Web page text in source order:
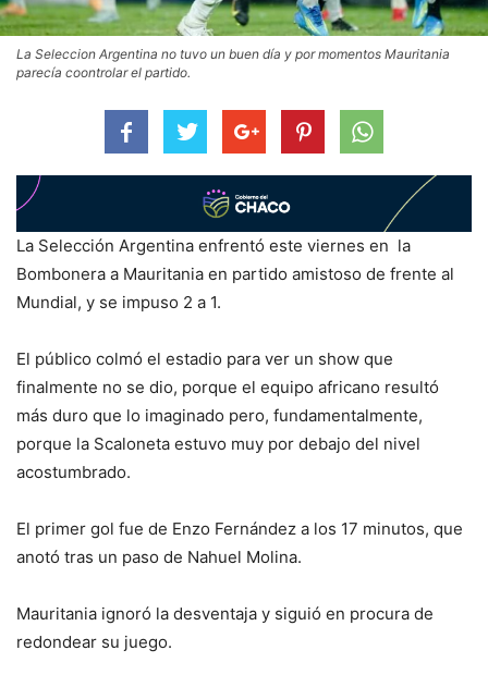
La Seleccion Argentina no tuvo un buen día y por momentos Mauritania
parecía coontrolar el partido.
La Selección Argentina enfrentó este viernes en la
Bombonera a Mauritania en partido amistoso de frente al
Mundial, y se impuso 2 a 1.
El público colmó el estadio para ver un show que
finalmente no se dio, porque el equipo africano resultó
más duro que lo imaginado pero, fundamentalmente,
porque la Scaloneta estuvo muy por debajo del nivel
acostumbrado.
El primer gol fue de Enzo Fernández a los 17 minutos, que
anotó tras un paso de Nahuel Molina.
Mauritania ignoró la desventaja y siguió en procura de
redondear su juego.